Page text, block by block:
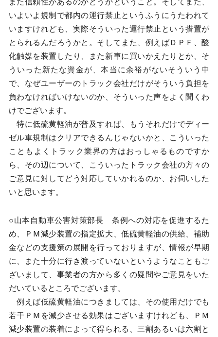
また信頼性があるのかどうかということ。そしてまた、
いよいよ規制で都内の運行禁止というふうにうたわれて
いますけれども、実際そういった運行禁止という措置が
とられるんだろうかと。そしてまた、例えばＤＰＦ、酸
化触媒を装置したり、また新車に買いかえたりとか、そ
ういった新たな資金が、本当に余裕がないそういう中
で、なぜユーザーのトラック会社だけがそういう負担を
負わなければいけないのか、そういった声をよく聞くわ
けでございます。
特に低硫黄軽油が普及すれば、もうそれだけでディー
ゼル車規制はクリアできるんじゃないかと、こういった
こともよくトラック業界の方はおっしゃるものですか
ら、その辺について、こういったトラック会社の方々の
ご意見に対してどう対応していかれるのか、お伺いした
いと思います。
○山本自動車公害対策部長 条例への対応を促進するた
め、ＰＭ減少装置の指定拡大、低硫黄軽油の供給、補助
金などの支援策の展開を行っておりますが、情報が早期
に、また十分に行き渡っていないというようなこともご
ざいまして、事業者の方から多くの疑問やご意見をいた
だいているところでございます。
例えば低硫黄軽油につきましては、その使用だけでも
若干ＰＭを減少させる効果はございますけれども、ＰＭ
減少装置の装着によって得られる、三割あるいは六割と